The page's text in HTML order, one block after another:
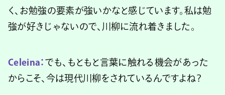
く、お勉強の要素が強いかなと感じています。私は勉
強が好きじゃないので、川柳に流れ着きました。
Celeina： でも、もともと言葉に触れる機会があった
からこそ、今は現代川柳をされているんですよね？